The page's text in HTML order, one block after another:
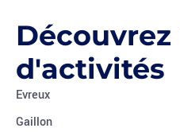
Découvrez
d'activités
Evreux
Gaillon